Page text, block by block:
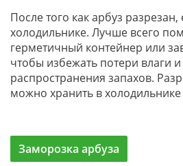
После того как арбуз разрезан,
холодильнике. Лучше всего
герметичный контейнер или
чтобы избежать потери влаги
распространения запахов.
можно хранить в холодильнике
Заморозка арбуза